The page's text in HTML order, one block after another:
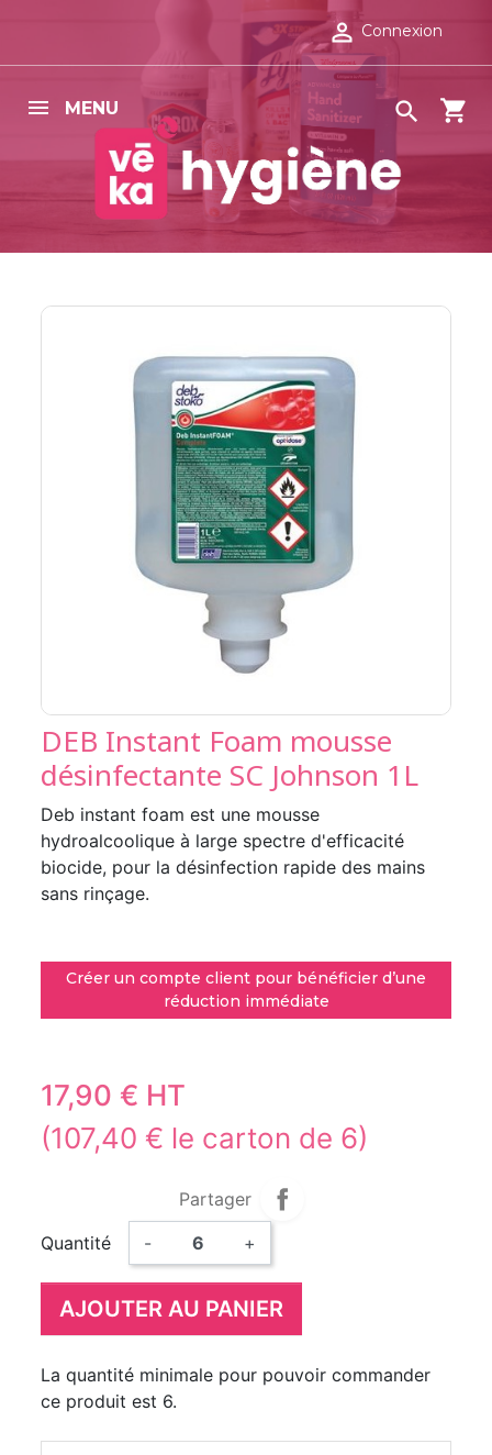
 Connexion
MENU  shopping_cart
DEB Instant Foam mousse
désinfectante SC Johnson 1L
Deb instant foam est une mousse
hydroalcoolique à large spectre d'efficacité
biocide, pour la désinfection rapide des mains
sans rinçage.
Créer un compte client pour bénéficier d’une
réduction immédiate
17,90 € HT
(107,40 € le carton de 6)
Partager
Quantité
- +
AJOUTER AU PANIER
La quantité minimale pour pouvoir commander
ce produit est 6.